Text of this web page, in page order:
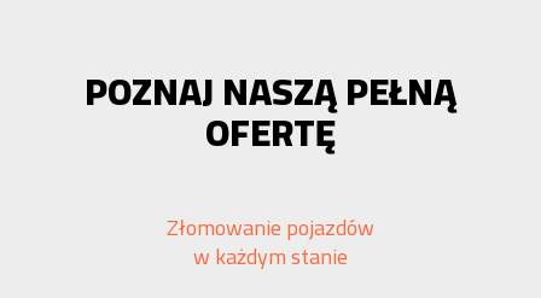
POZNAJ NASZĄ PEŁNĄ
OFERTĘ
Złomowanie pojazdów
w każdym stanie